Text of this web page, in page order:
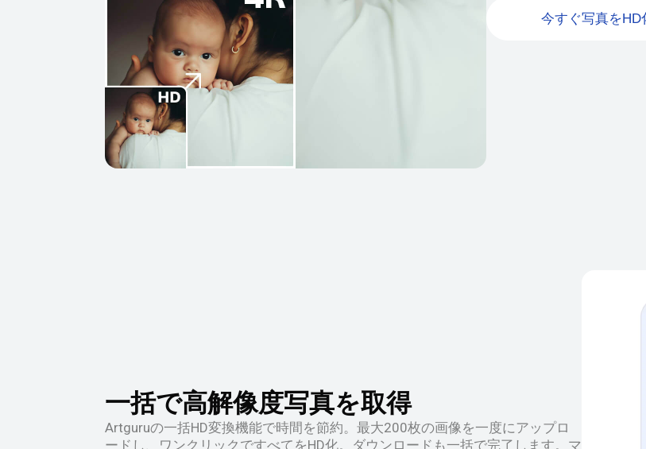
今すぐ写真をHD
一括で高解像度写真を取得
Artguruの一括HD変換機能で時間を節約。最大200枚の画像を一度にアップロ
ードし、ワンクリックですべてをHD化。ダウンロードも一括で完了します。マ